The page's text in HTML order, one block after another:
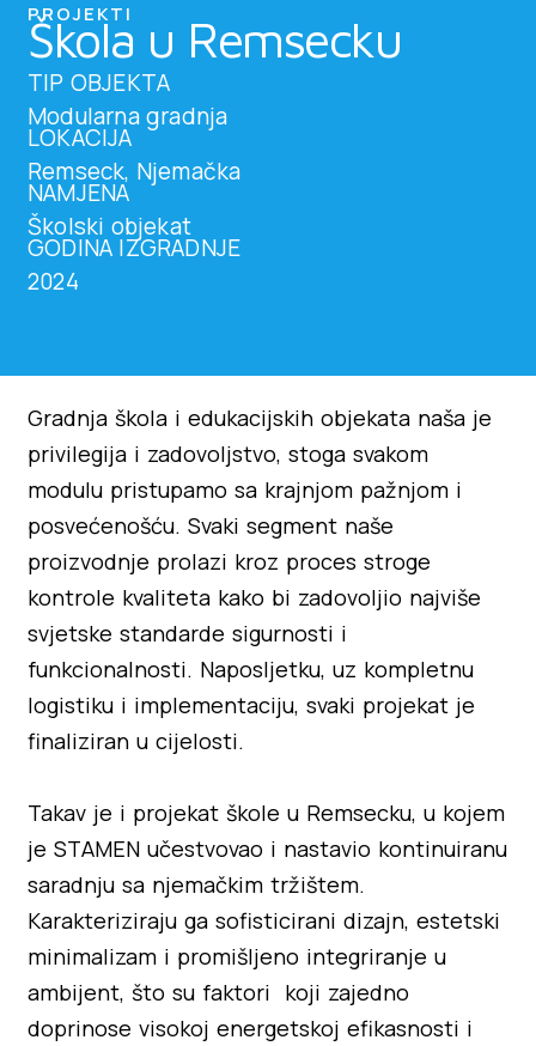
PROJEKTI
Škola u Remsecku
TIP OBJEKTA
Modularna gradnja
LOKACIJA
Remseck, Njemačka
NAMJENA
Školski objekat
GODINA IZGRADNJE
2024
Gradnja škola i edukacijskih objekata naša je
privilegija i zadovoljstvo, stoga svakom
modulu pristupamo sa krajnjom pažnjom i
posvećenošću. Svaki segment naše
proizvodnje prolazi kroz proces stroge
kontrole kvaliteta kako bi zadovoljio najviše
svjetske standarde sigurnosti i
funkcionalnosti. Naposljetku, uz kompletnu
logistiku i implementaciju, svaki projekat je
finaliziran u cijelosti.
Takav je i projekat škole u Remsecku, u kojem
je STAMEN učestvovao i nastavio kontinuiranu
saradnju sa njemačkim tržištem.
Karakteriziraju ga sofisticirani dizajn, estetski
minimalizam i promišljeno integriranje u
ambijent, što su faktori koji zajedno
doprinose visokoj energetskoj efikasnosti i